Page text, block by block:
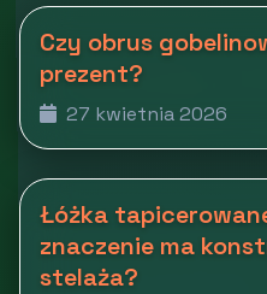
Czy obrus
prezent?
27 kwietnia 2026
Łóżka
znaczenie ma
stelaża?